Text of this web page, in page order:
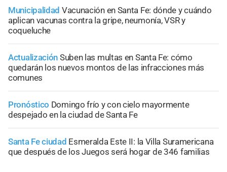
Municipalidad Vacunación en Santa Fe: dónde y cuándo
aplican vacunas contra la gripe, neumonía, VSR y
coqueluche
Actualización Suben las multas en Santa Fe: cómo
quedarán los nuevos montos de las infracciones más
comunes
Pronóstico Domingo frío y con cielo mayormente
despejado en la ciudad de Santa Fe
Santa Fe ciudad Esmeralda Este II: la Villa Suramericana
que después de los Juegos será hogar de 346 familias